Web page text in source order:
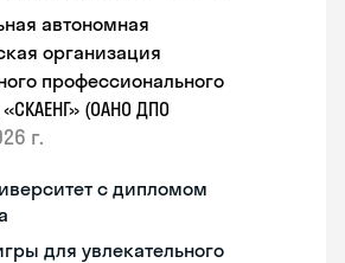
автономная
организация
профессионального
(ОАНО ДПО
г.
с дипломом
для увлекательного